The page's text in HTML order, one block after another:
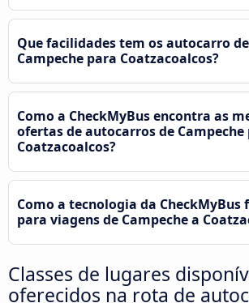
Que facilidades tem os autocarro de
Campeche para Coatzacoalcos?
Como a CheckMyBus encontra as
ofertas de autocarros de Campeche
Coatzacoalcos?
Como a tecnologia da CheckMyBus
para viagens de Campeche a
Classes de lugares
oferecidos na rota de